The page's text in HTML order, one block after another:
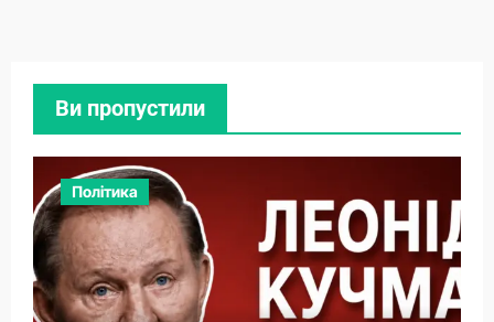
Ви пропустили
Політика